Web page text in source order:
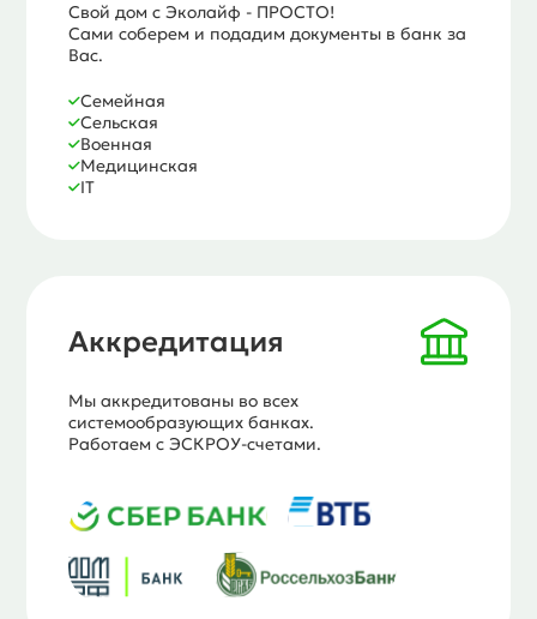
Свой дом с Эколайф - ПРОСТО!
Сами соберем и подадим документы в банк за
Вас.
Семейная
Сельская
Военная
Медицинская
IT
Аккредитация
Мы аккредитованы во всех
системообразующих банках.
Работаем с ЭСКРОУ-счетами.